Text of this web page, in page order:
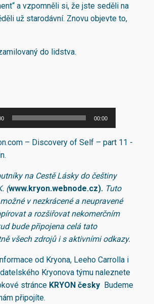
a vzpomněli si, že jste seděli na
už starodávní. Znovu objevte to,
do lidstva.
00:00
– Discovery of Self – part 11 -
na Cestě Lásky do češtiny
(www.kryon.webnode.cz). Tuto
v nezkrácené a neupravené
a rozšiřovat nekomerčním
bude připojena celá tato
všech zdrojů i s aktivními odkazy.
od Kryona, Leeho Carrolla i
Kryonova týmu naleznete
stránce KRYON česky Budeme
připojíte.